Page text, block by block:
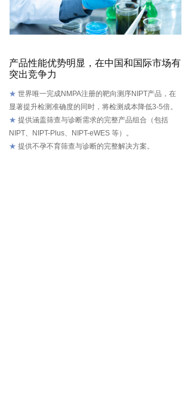
产品性能优势明显，在中国和国际市场有
突出竞争力
★ 世界唯一完成NMPA注册的靶向测序NIPT产品，在
显著提升检测准确度的同时，将检测成本降低3-5倍。
★ 提供涵盖筛查与诊断需求的完整产品组合（包括
NIPT、NIPT-Plus、NIPT-eWES 等）。
★ 提供不孕不育筛查与诊断的完整解决方案。